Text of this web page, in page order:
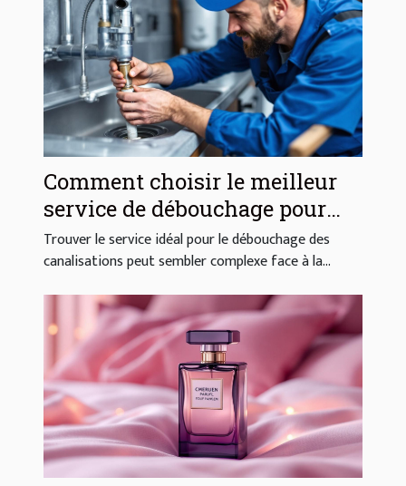
Comment choisir le meilleur
service de débouchage pour
vos canalisations ?
Trouver le service idéal pour le débouchage des
canalisations peut sembler complexe face à la...